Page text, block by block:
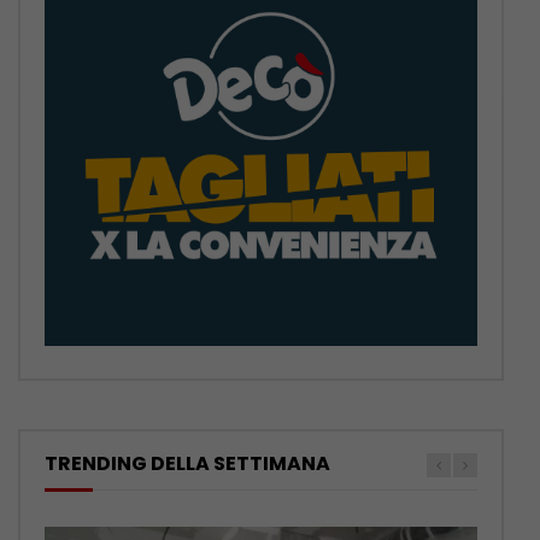
TRENDING DELLA SETTIMANA